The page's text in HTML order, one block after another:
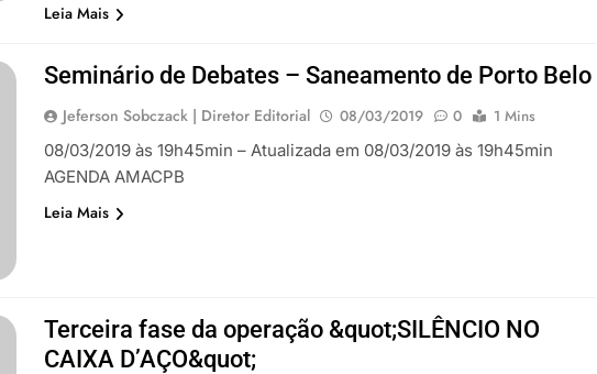
Leia Mais
Seminário de Debates – Saneamento de Porto Belo
Jeferson Sobczack | Diretor Editorial 08/03/2019 0
1 Mins
08/03/2019 às 19h45min – Atualizada em 08/03/2019 às 19h45min
AGENDA AMACPB
Leia Mais
Terceira fase da operação &quot;SILÊNCIO NO
CAIXA D’AÇO&quot;